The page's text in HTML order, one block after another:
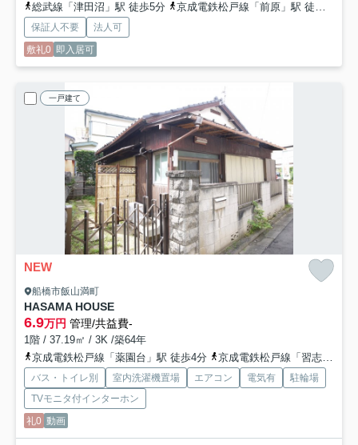
総武線「津田沼」駅 徒歩5分
京成電鉄松戸線「前原」駅 徒歩10分
保証人不要
法人可
敷礼0 即入居可
一戸建て
NEW
船橋市飯山満町
HASAMA HOUSE
6.9万円 管理/共益費-
1階 / 37.19㎡ / 3K /築64年
京成電鉄松戸線「薬園台」駅 徒歩4分
京成電鉄松戸線「習志野」駅 徒歩12分
バス・トイレ別 室内洗濯機置場 エアコン 電気有
駐輪場
TVモニタ付インターホン
礼0 動画